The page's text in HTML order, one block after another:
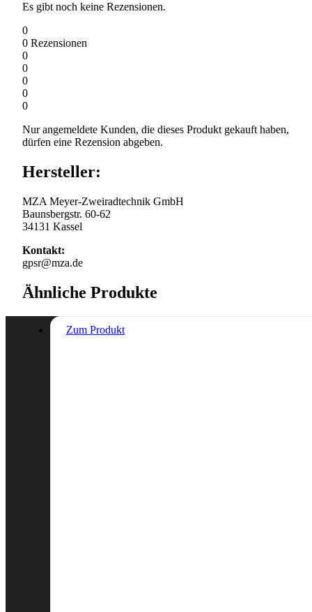
Es gibt noch keine Rezensionen.
0
0 Rezensionen
0
0
0
0
0
Nur angemeldete Kunden, die dieses Produkt gekauft haben,
dürfen eine Rezension abgeben.
Hersteller:
MZA Meyer-Zweiradtechnik GmbH
Baunsbergstr. 60-62
34131 Kassel
Kontakt:
gpsr@mza.de
Ähnliche Produkte
Zum Produkt